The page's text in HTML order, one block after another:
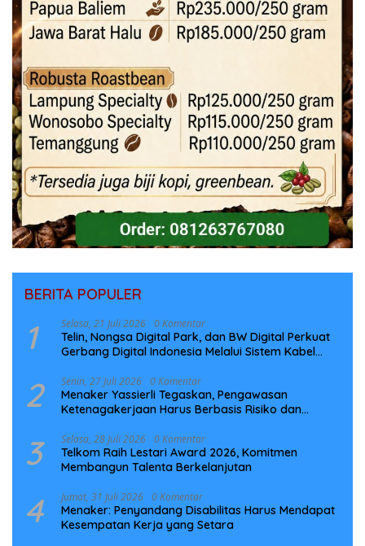
BERITA POPULER
1 Selasa, 21 Juli 2026 0 Komentar
Telin, Nongsa Digital Park, dan BW Digital Perkuat
Gerbang Digital Indonesia Melalui Sistem Kabel
2 Senin, 27 Juli 2026 0 Komentar
Menaker Yassierli Tegaskan, Pengawasan
Ketenagakerjaan Harus Berbasis Risiko dan
3 Selasa, 28 Juli 2026 0 Komentar
Telkom Raih Lestari Award 2026, Komitmen
Membangun Talenta Berkelanjutan
4 Jumat, 31 Juli 2026 0 Komentar
Menaker: Penyandang Disabilitas Harus Mendapat
Kesempatan Kerja yang Setara